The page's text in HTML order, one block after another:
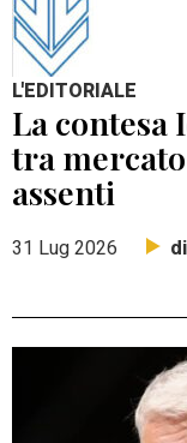
L'EDITORIALE
La contesa
tra
assenti
31 Lug 2026